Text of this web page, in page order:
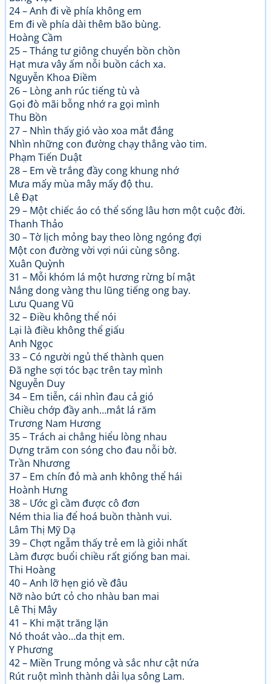
24 – Anh đi về phía không em
Em đi về phía dài thêm bão bùng.
Hoàng Cầm
25 – Tháng tư giông chuyển bồn chồn
Hạt mưa vây ấm nỗi buồn cách xa.
Nguyễn Khoa Điềm
26 – Lòng anh rúc tiếng tù và
Gọi đò mãi bỗng nhớ ra gọi mình
Thu Bồn
27 – Nhìn thấy gió vào xoa mắt đắng
Nhìn những con đường chạy thẳng vào tim.
Phạm Tiến Duật
28 – Em về trắng đầy cong khung nhớ
Mưa mấy mùa mây mấy độ thu.
Lê Đạt
29 – Một chiếc áo có thể sống lâu hơn một cuộc đời.
Thanh Thảo
30 – Tờ lịch mỏng bay theo lòng ngóng đợi
Một con đường vời vợi núi cùng sông.
Xuân Quỳnh
31 – Mỗi khóm lá một hương rừng bí mật
Nắng dong vàng thu lũng tiếng ong bay.
Lưu Quang Vũ
32 – Điều không thể nói
Lại là điều không thể giấu
Anh Ngọc
33 – Có người ngủ thế thành quen
Đã nghe sợi tóc bạc trên tay mình
Nguyễn Duy
34 – Em tiễn, cái nhìn đau cả gió
Chiều chớp đầy anh…mắt lá răm
Trương Nam Hương
35 – Trách ai chẳng hiểu lòng nhau
Dựng trăm con sóng cho đau nỗi bờ.
Trần Nhương
37 – Em chín đỏ mà anh không thể hái
Hoành Hưng
38 – Ước gì cầm được cô đơn
Ném thia lia để hoá buồn thành vui.
Lâm Thị Mỹ Dạ
39 – Chợt ngẫm thấy trẻ em là giỏi nhất
Làm được buổi chiều rất giống ban mai.
Thi Hoàng
40 – Anh lỡ hẹn gió về đâu
Nỡ nào bứt cỏ cho nhàu ban mai
Lê Thị Mây
41 – Khi mặt trăng lặn
Nó thoát vào…da thịt em.
Y Phương
42 – Miền Trung mỏng và sắc như cật nứa
Rút ruột mình thành dải lụa sông Lam.